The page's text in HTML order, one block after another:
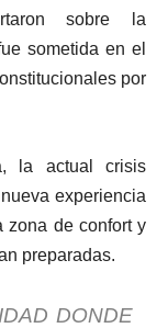
sobre la
sometida en el
por
la actual crisis
experiencia
zona de confort y
preparadas.
DONDE